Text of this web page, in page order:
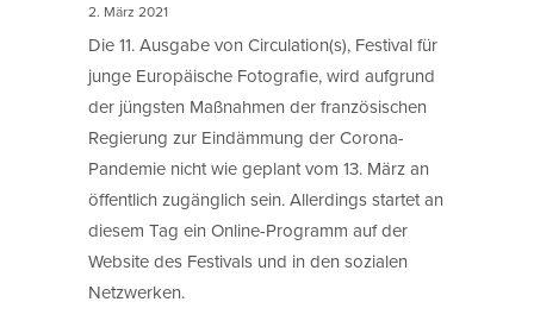
2. März 2021
Die 11. Ausgabe von Circulation(s), Festival für
junge Europäische Fotografie, wird aufgrund
der jüngsten Maßnahmen der französischen
Regierung zur Eindämmung der Corona-
Pandemie nicht wie geplant vom 13. März an
öffentlich zugänglich sein. Allerdings startet an
diesem Tag ein Online-Programm auf der
Website des Festivals und in den sozialen
Netzwerken.